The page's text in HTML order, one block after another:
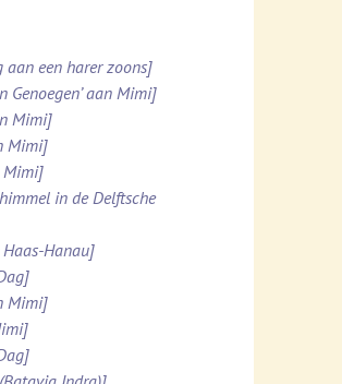
aan een harer zoons]
Genoegen’ aan Mimi]
Mimi]
Mimi]
Mimi]
in de Delftsche
Haas-Hanau]
Mimi]